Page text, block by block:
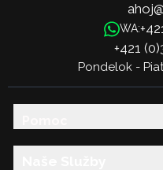
WA:
+421
Pondelok -